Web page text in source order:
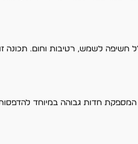
לשמש, רטיבות וחום. תכונה
חדות גבוהה במיוחד